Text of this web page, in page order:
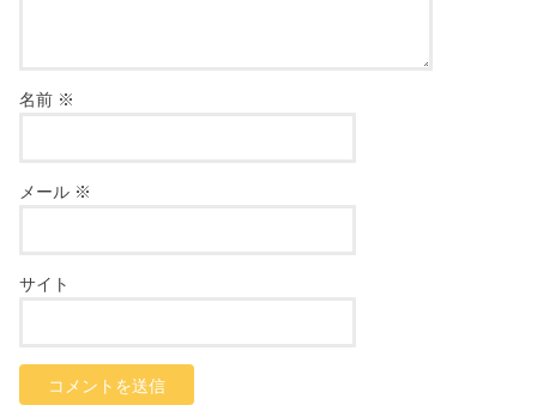
名前 ※
メール ※
サイト